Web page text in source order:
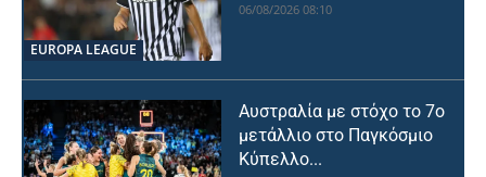
EUROPA LEAGUE
06/08/2026 08:10
Αυστραλία με στόχο το 7ο
μετάλλιο στο Παγκόσμιο
Κύπελλο...